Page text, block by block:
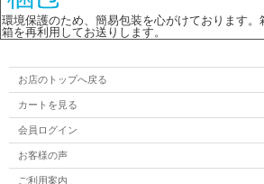
環境保護のため、簡易包装を心がけております
箱を再利用してお送りします。
お店のトップへ戻る
カートを見る
会員ログイン
お客様の声
ご利用案内